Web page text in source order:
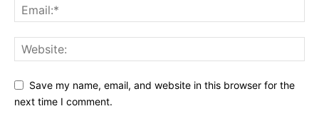
Save my name, email, and website in this browser for the
next time I comment.